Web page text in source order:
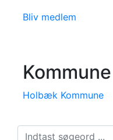
Bliv medlem
Kommune
Holbæk Kommune